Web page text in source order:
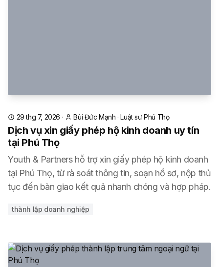
29 thg 7, 2026 · Bùi Đức Mạnh ·Luật sư Phú Thọ
Dịch vụ xin giấy phép hộ kinh doanh uy tín
tại Phú Thọ
Youth & Partners hỗ trợ xin giấy phép hộ kinh doanh
tại Phú Thọ, từ rà soát thông tin, soạn hồ sơ, nộp thủ
tục đến bàn giao kết quả nhanh chóng và hợp pháp.
thành lập doanh nghiệp